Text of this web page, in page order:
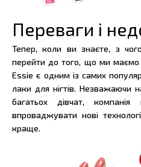
Переваги і
Тепер, коли ви знаєте, з
перейти до того, що ми маємо
Essie є одним із самих
лаки для нігтів. Незважаючи
багатьох дівчат,
впроваджувати нові
краще.